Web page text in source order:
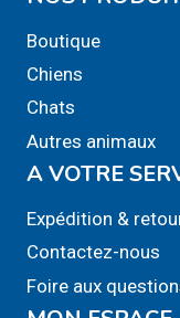
Boutique
Chiens
Chats
Autres animaux
A VOTRE
Expédition &
Contactez-nous
Foire aux